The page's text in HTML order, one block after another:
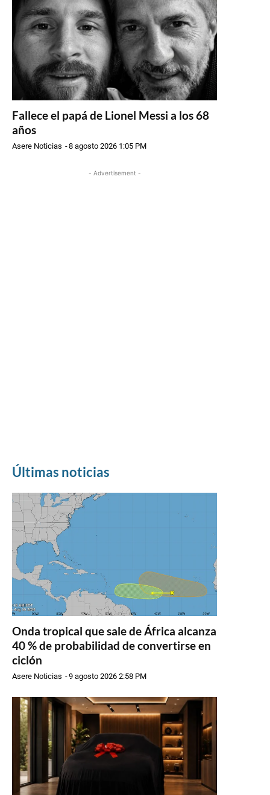
Fallece el papá de Lionel Messi a los 68
años
Asere Noticias -8 agosto 2026 1:05 PM
- Advertisement -
Últimas noticias
Onda tropical que sale de África alcanza
40 % de probabilidad de convertirse en
ciclón
Asere Noticias -9 agosto 2026 2:58 PM